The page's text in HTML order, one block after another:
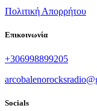
Πολιτική Απορρήτου
Επικοινωνία
+306998899205
Socials